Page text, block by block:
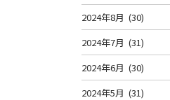
2024年8月 (30)
2024年7月 (31)
2024年6月 (30)
2024年5月 (31)